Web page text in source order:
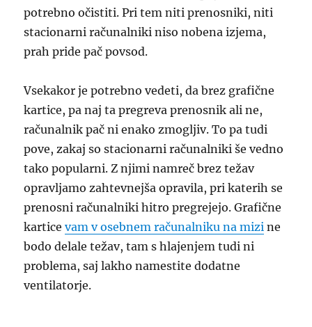
potrebno očistiti. Pri tem niti prenosniki, niti
stacionarni računalniki niso nobena izjema,
prah pride pač povsod.
Vsekakor je potrebno vedeti, da brez grafične
kartice, pa naj ta pregreva prenosnik ali ne,
računalnik pač ni enako zmogljiv. To pa tudi
pove, zakaj so stacionarni računalniki še vedno
tako popularni. Z njimi namreč brez težav
opravljamo zahtevnejša opravila, pri katerih se
prenosni računalniki hitro pregrejejo. Grafične
karticevam v osebnem računalniku na mizi ne
bodo delale težav, tam s hlajenjem tudi ni
problema, saj lakho namestite dodatne
ventilatorje.